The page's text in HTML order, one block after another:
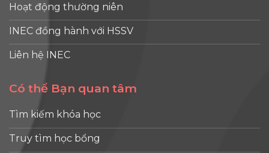
Hoạt động thường niên
INEC đồng hành với HSSV
Liên hệ INEC
Có thể Bạn quan tâm
Tìm kiếm khóa học
Truy tìm học bổng